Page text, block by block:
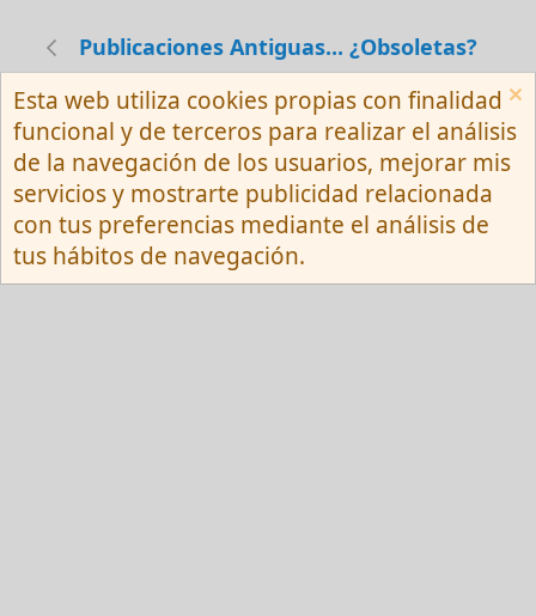
Publicaciones Antiguas... ¿Obsoletas?
Español (Neutro) Tu
Contactarnos
Términos y reglas
Privacy policy
Ayuda
R
S
S
Community platform by XenForo ® © 2010-
2026 XenForo Ltd.
Esta web utiliza cookies propias con finalidad
funcional y de terceros para realizar el análisis
de la navegación de los usuarios, mejorar mis
servicios y mostrarte publicidad relacionada
con tus preferencias mediante el análisis de
tus hábitos de navegación.